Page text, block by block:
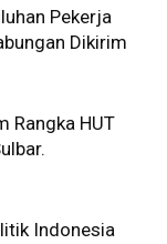
Pekerja
Dikirim
Rangka HUT
Indonesia